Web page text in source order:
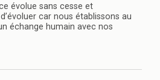
évolue sans cesse et
car nous établissons au
échange humain avec nos